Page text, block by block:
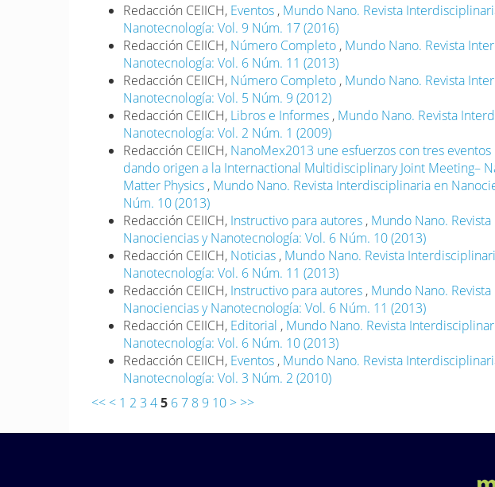
Redacción CEIICH, Eventos , Mundo Nano. Revista
Nanotecnología: Vol. 9 Núm. 17 (2016)
Redacción CEIICH, Número Completo , Mundo Nano. Revista
Nanotecnología: Vol. 6 Núm. 11 (2013)
Redacción CEIICH, Número Completo , Mundo Nano. Revista
Nanotecnología: Vol. 5 Núm. 9 (2012)
Redacción CEIICH, Libros e Informes , Mundo Nano. Revista
Nanotecnología: Vol. 2 Núm. 1 (2009)
Redacción CEIICH, NanoMex2013 une esfuerzos con tres
dando origen a la Internactional Multidisciplinary Joint Meeting–
Matter Physics , Mundo Nano. Revista Interdisciplinaria en
Núm. 10 (2013)
Redacción CEIICH, Instructivo para autores , Mundo Nano.
Nanociencias y Nanotecnología: Vol. 6 Núm. 10 (2013)
Redacción CEIICH, Noticias , Mundo Nano. Revista
Nanotecnología: Vol. 6 Núm. 11 (2013)
Redacción CEIICH, Instructivo para autores , Mundo Nano.
Nanociencias y Nanotecnología: Vol. 6 Núm. 11 (2013)
Redacción CEIICH, Editorial , Mundo Nano. Revista
Nanotecnología: Vol. 6 Núm. 10 (2013)
Redacción CEIICH, Eventos , Mundo Nano. Revista
Nanotecnología: Vol. 3 Núm. 2 (2010)
<< < 1 2 3 4 5 6 7 8 9 10 > >>